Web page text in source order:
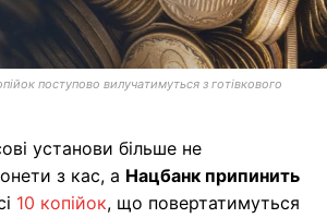
поступово вилучатимуться з готівкового
установи більше не
з кас, а Нацбанк припинить
10 копійок, що повертатимуться